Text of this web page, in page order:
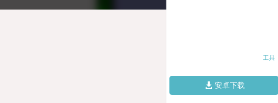
工具
安卓下载